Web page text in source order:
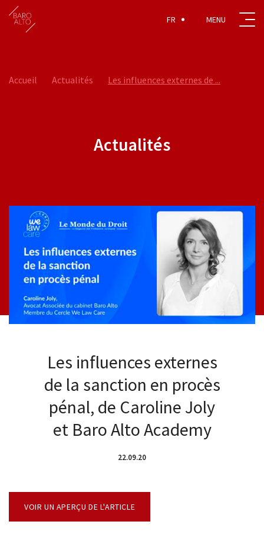
FR
Accueil Actualités Les influences externes de ...
Actualités
Les influences externes
de la sanction en procès
pénal, de Caroline Joly
et Baro Alto Academy
22.09.20
VOIR UN APERÇU DE L'ARTICLE